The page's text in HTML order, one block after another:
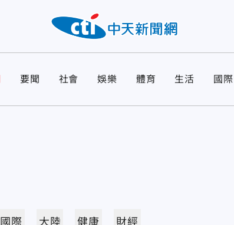
要聞 社會 娛樂 體育 生活 國際
國際 大陸 健康 財經